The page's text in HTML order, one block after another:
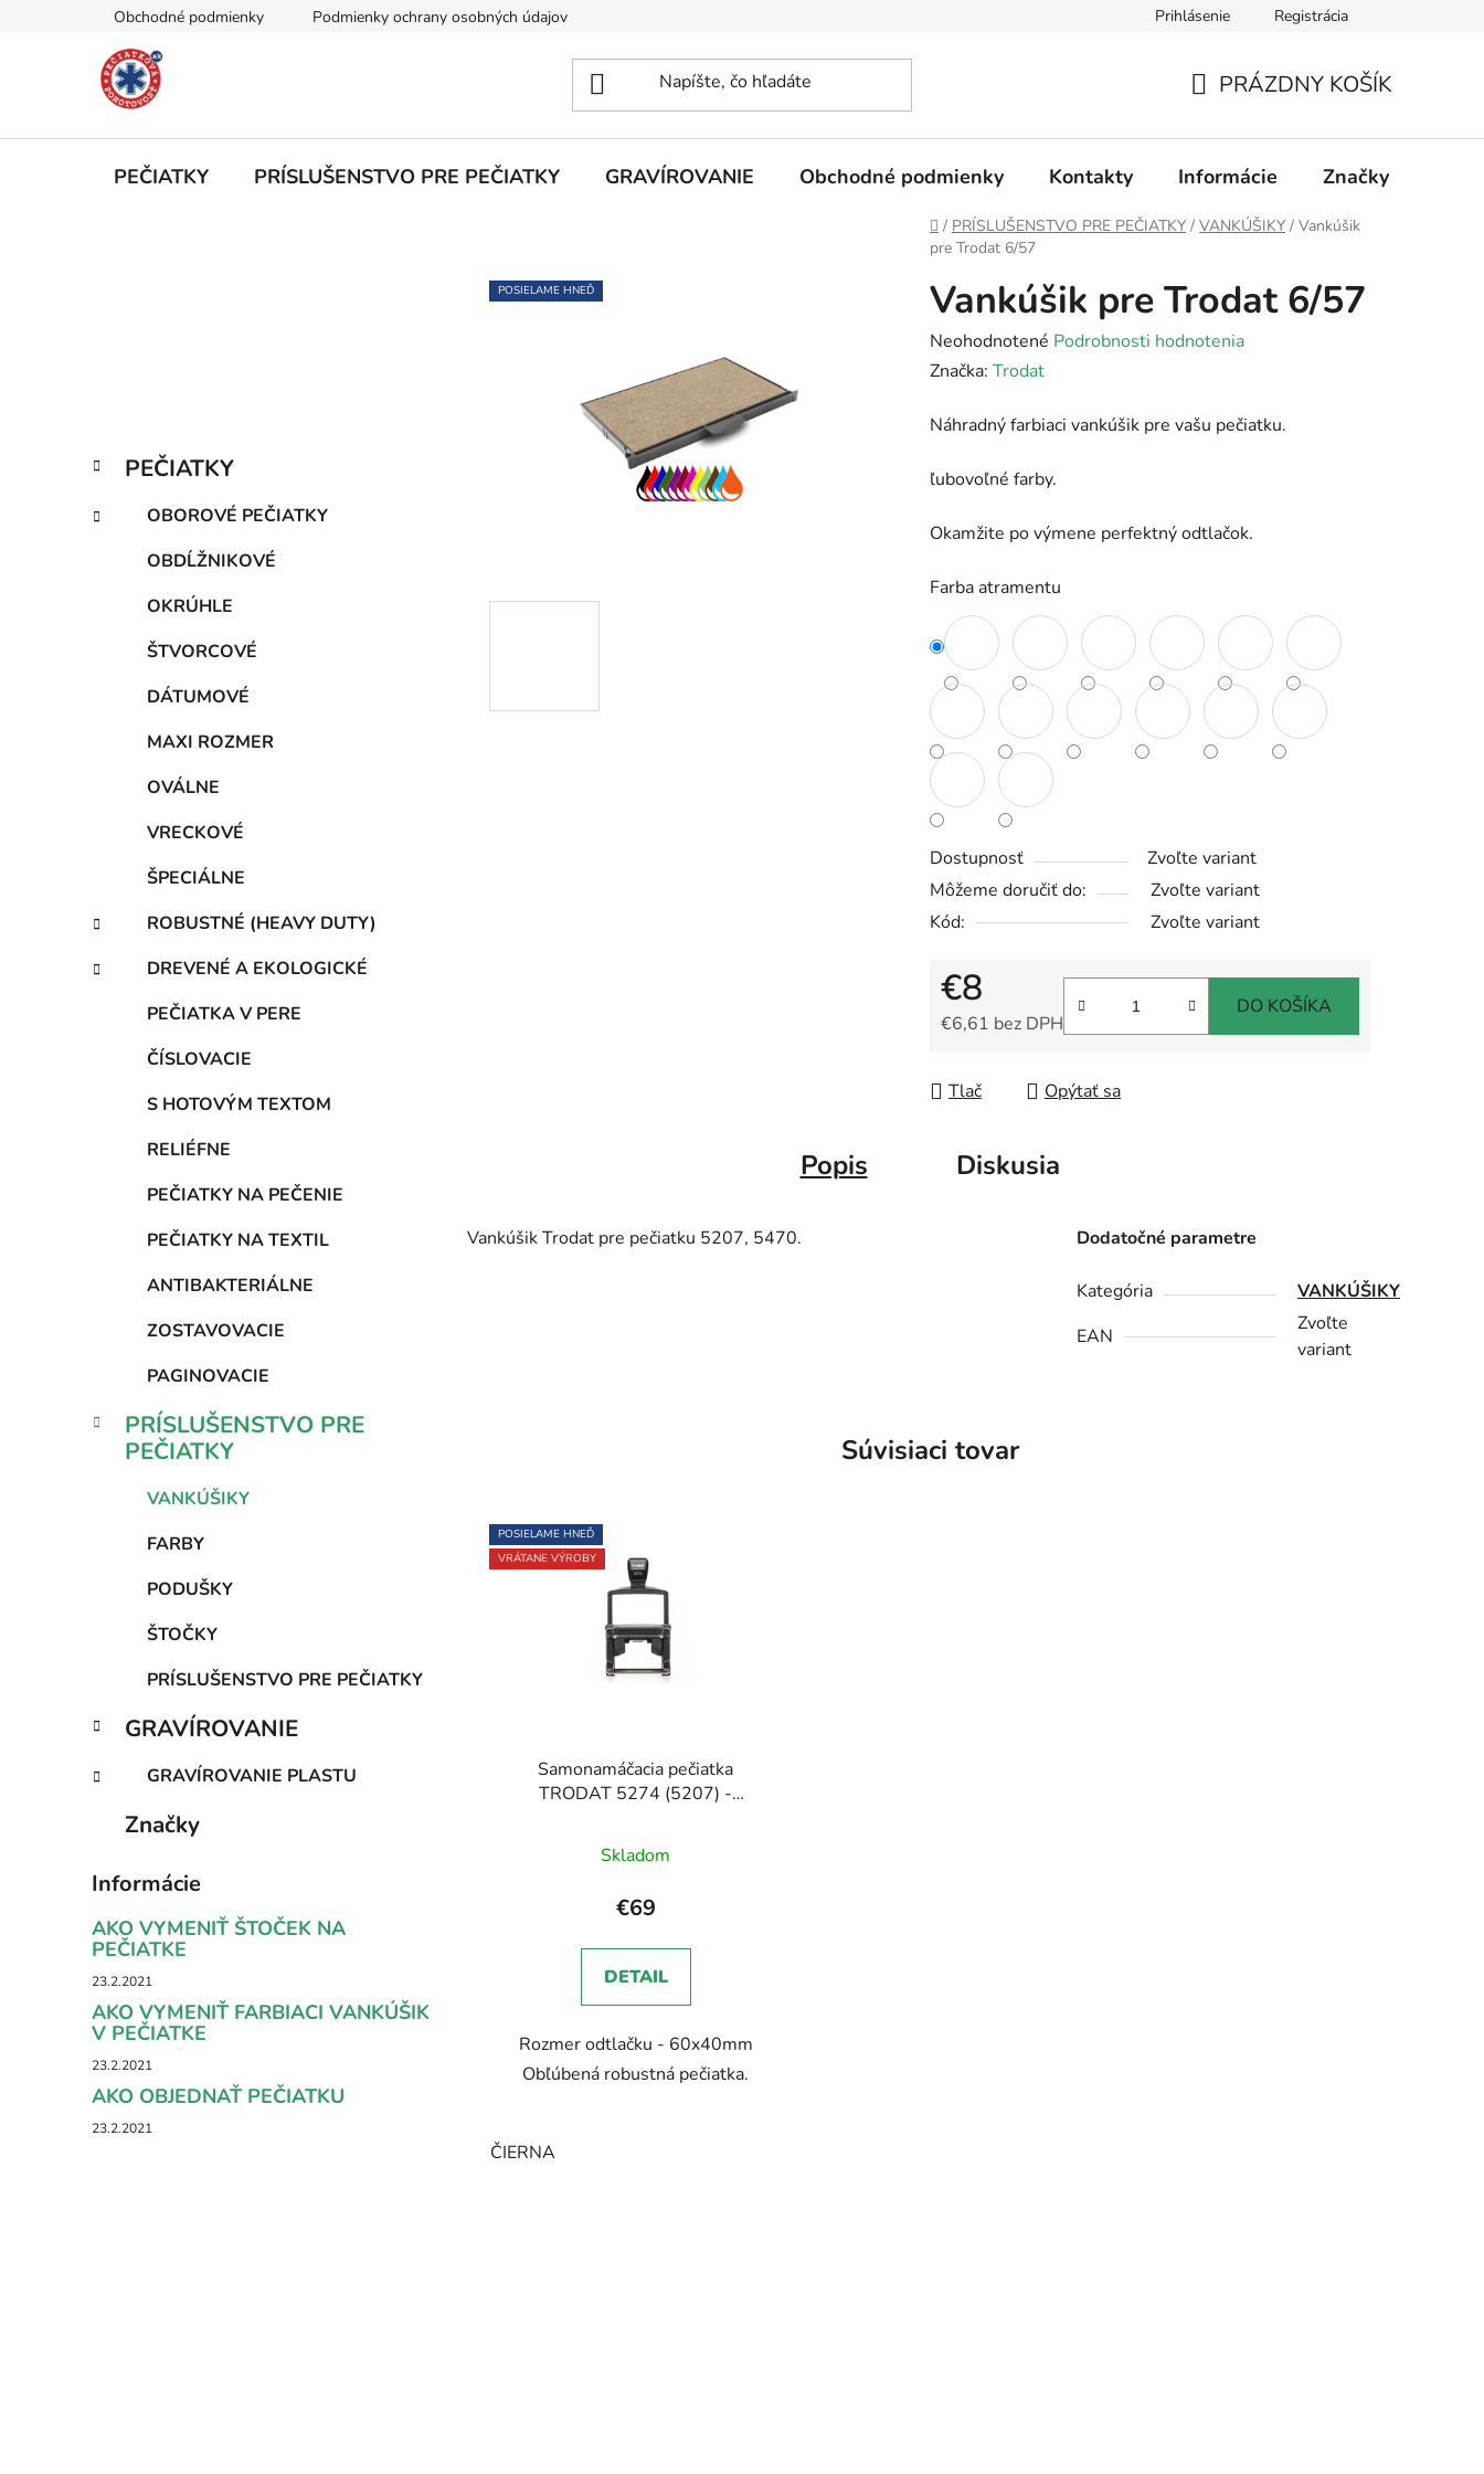
Obchodné podmienky Podmienky ochrany osobných údajov Prihlásenie Registrácia
KOŠÍK
PRÁZDNY KOŠÍK
PEČIATKY PRÍSLUŠENSTVO PRE PEČIATKY GRAVÍROVANIE Obchodné podmienky Kontakty Informácie Značky
Domov
/ PRÍSLUŠENSTVO PRE PEČIATKY / VANKÚŠIKY / Vankúšik
pre Trodat 6/57
n
l
Preskočiť
kategórie
K
a
e
PEČIATKY
OBOROVÉ PEČIATKY
OBDĹŽNIKOVÉ
OKRÚHLE
ŠTVORCOVÉ
DÁTUMOVÉ
MAXI ROZMER
OVÁLNE
VRECKOVÉ
ŠPECIÁLNE
ROBUSTNÉ (HEAVY DUTY)
DREVENÉ A EKOLOGICKÉ
PEČIATKA V PERE
ČÍSLOVACIE
S HOTOVÝM TEXTOM
RELIÉFNE
PEČIATKY NA PEČENIE
PEČIATKY NA TEXTIL
ANTIBAKTERIÁLNE
ZOSTAVOVACIE
PAGINOVACIE
PRÍSLUŠENSTVO PRE
PEČIATKY
VANKÚŠIKY
FARBY
PODUŠKY
ŠTOČKY
PRÍSLUŠENSTVO PRE PEČIATKY
GRAVÍROVANIE
GRAVÍROVANIE PLASTU
Značky
Informácie
AKO VYMENIŤ ŠTOČEK NA
PEČIATKE
23.2.2021
AKO VYMENIŤ FARBIACI VANKÚŠIK
V PEČIATKE
23.2.2021
AKO OBJEDNAŤ PEČIATKU
23.2.2021
Vankúšik pre Trodat 6/57
Priemerné
hodnotenie
je
z
hviezdičiek.
Neohodnotené Podrobnosti hodnotenia
Značka: Trodat
Náhradný farbiaci vankúšik pre vašu pečiatku.
ľubovoľné farby.
Okamžite po výmene perfektný odtlačok.
Farba atramentu
Dostupnosť
Zvoľte variant
Môžeme doručiť do:
Zvoľte variant
Kód:
Zvoľte variant
€8
€6,61 bez DPH
DO KOŠÍKA
Tlač Opýtať sa
POSIELAME HNEĎ
Popis Diskusia
Vankúšik Trodat pre pečiatku 5207, 5470. Dodatočné parametre
Kategória
VANKÚŠIKY
EAN
Zvoľte
variant
Súvisiaci tovar
POSIELAME HNEĎ
VRÁTANE VÝROBY
Samonamáčacia pečiatka
TRODAT 5274 (5207) -
Skladom
€69
DETAIL
Rozmer odtlačku - 60x40mm
Obľúbená robustná pečiatka.
ČIERNA